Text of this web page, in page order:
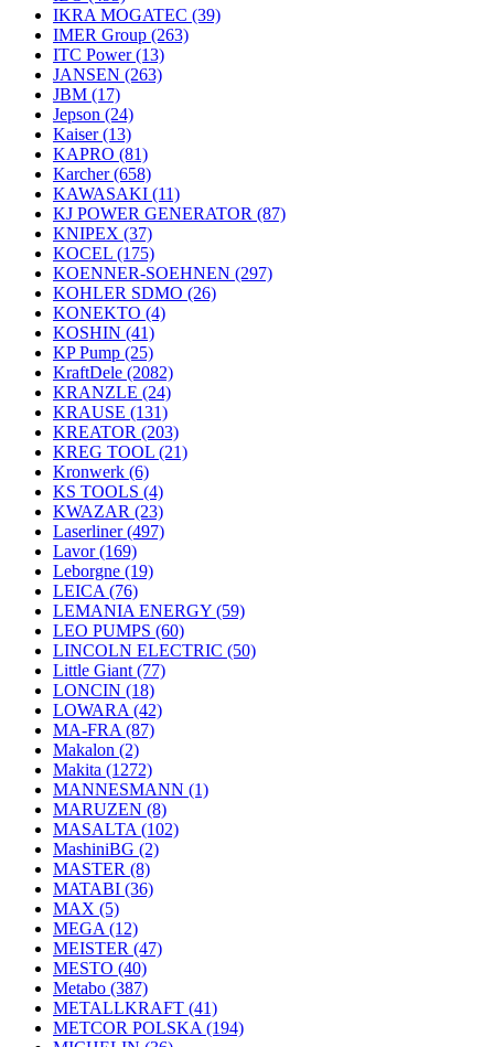
IKRA MOGATEC (39)
IMER Group (263)
ITC Power(13)
JANSEN (263)
JBM (17)
Jepson (24)
Kaiser(13)
KAPRO (81)
Karcher(658)
KAWASAKI (11)
KJ POWER GENERATOR (87)
KNIPEX (37)
KOCEL (175)
KOENNER-SOEHNEN (297)
KOHLER SDMO (26)
KONEKTO (4)
KOSHIN (41)
KP Pump (25)
KraftDele (2082)
KRANZLE (24)
KRAUSE (131)
KREATOR (203)
KREG TOOL (21)
Kronwerk (6)
KS TOOLS (4)
KWAZAR (23)
Laserliner(497)
Lavor(169)
Leborgne (19)
LEICA (76)
LEMANIA ENERGY (59)
LEO PUMPS (60)
LINCOLN ELECTRIC (50)
Little Giant (77)
LONCIN (18)
LOWARA (42)
MA-FRA (87)
Makalon (2)
Makita (1272)
MANNESMANN (1)
MARUZEN (8)
MASALTA (102)
MashiniBG (2)
MASTER (8)
MATABI (36)
MAX (5)
MEGA (12)
MEISTER (47)
MESTO (40)
Metabo (387)
METALLKRAFT (41)
METCOR POLSKA (194)